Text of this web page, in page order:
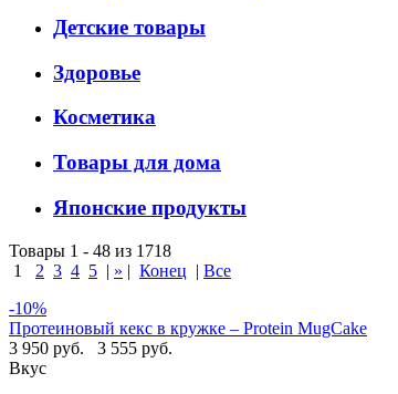
Детские товары
Здоровье
Косметика
Товары для дома
Японские продукты
Товары 1 - 48 из 1718
1
2 3 4 5 | » | Конец | Все
-10%
Протеиновый кекс в кружке – Protein MugCake
3 950 руб.
3 555 руб.
Вкус